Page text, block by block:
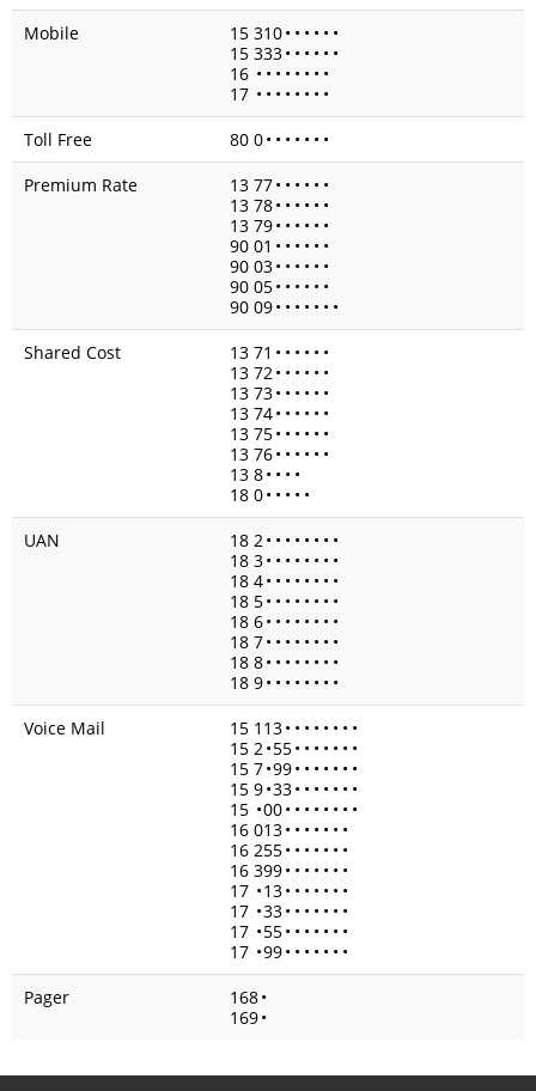
Mobile
15 310• • • • • •
15 333• • • • • •
16 • • • • • • • •
17 • • • • • • • •
Toll Free
80 0• • • • • • •
Premium Rate
13 77• • • • • •
13 78• • • • • •
13 79• • • • • •
90 01 • • • • • •
90 03• • • • • •
90 05• • • • • •
90 09• • • • • • •
Shared Cost
13 71 • • • • • •
13 72• • • • • •
13 73• • • • • •
13 74• • • • • •
13 75• • • • • •
13 76• • • • • •
13 8• • • •
18 0• • • • •
UAN
18 2• • • • • • • •
18 3• • • • • • • •
18 4• • • • • • • •
18 5• • • • • • • •
18 6• • • • • • • •
18 7• • • • • • • •
18 8• • • • • • • •
18 9• • • • • • • •
Voice Mail
15 113• • • • • • • •
15 2•55• • • • • • •
15 7•99• • • • • • •
15 9•33• • • • • • •
15 •00• • • • • • • •
16 013• • • • • • •
16 255• • • • • • •
16 399• • • • • • •
17 •13• • • • • • •
17 •33• • • • • • •
17 •55• • • • • • •
17 •99• • • • • • •
Pager
168•
169•